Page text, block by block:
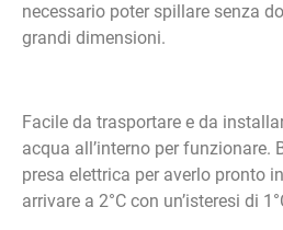
necessario poter spillare senza
grandi dimensioni.
Facile da trasportare e da
acqua all’interno per funzionare.
presa elettrica per averlo pronto
arrivare a 2°C con un’isteresi di